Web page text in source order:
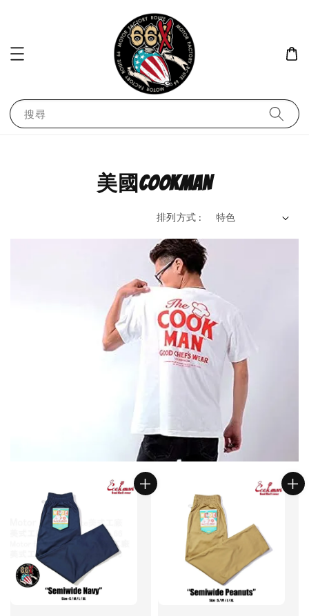
搜尋
美國COOKMAN
排列方式 :